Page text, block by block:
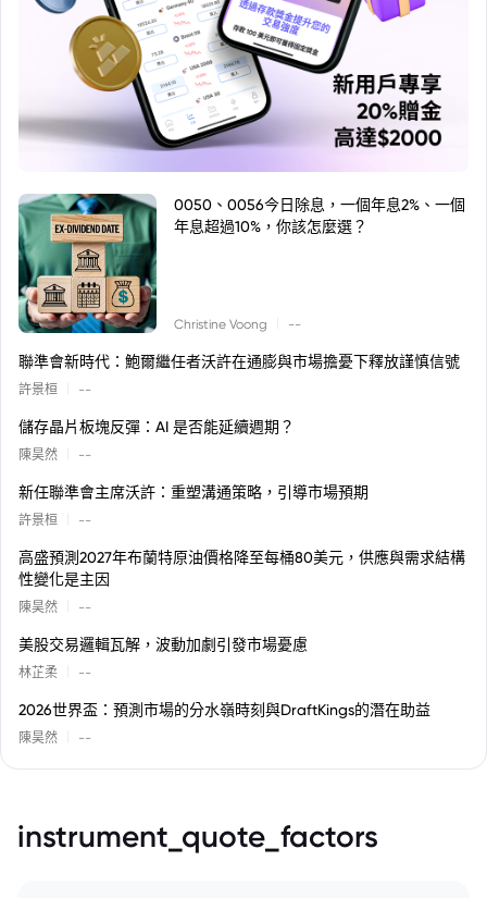
0050、0056今日除息，一個年息2%、一個
年息超過10%，你該怎麼選？
Christine Voong --
聯準會新時代：鮑爾繼任者沃許在通膨與市場擔憂下釋放謹慎信號
許景桓 --
儲存晶片板塊反彈：AI 是否能延續週期？
陳昊然 --
新任聯準會主席沃許：重塑溝通策略，引導市場預期
許景桓 --
高盛預測2027年布蘭特原油價格降至每桶80美元，供應與需求結構
性變化是主因
陳昊然 --
美股交易邏輯瓦解，波動加劇引發市場憂慮
林芷柔 --
2026世界盃：預測市場的分水嶺時刻與DraftKings的潛在助益
陳昊然 --
instrument_quote_factors